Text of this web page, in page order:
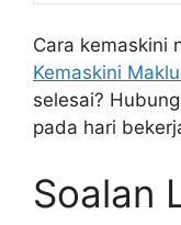
Cara kemaskini
Kemaskini
selesai?
pada hari
Soalan